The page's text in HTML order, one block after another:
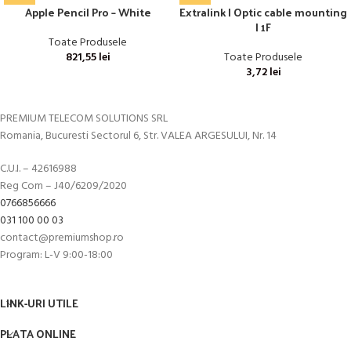
Apple Pencil Pro – White
Toate Produsele
821,55lei
Extralink | Optic cable mounting
| 1F
Toate Produsele
3,72lei
PREMIUM TELECOM SOLUTIONS SRL
Romania, Bucuresti Sectorul 6, Str. VALEA ARGESULUI, Nr. 14
C.U.I. – 42616988
Reg Com – J40/6209/2020
0766856666
031 100 00 03
contact@premiumshop.ro
Program: L-V 9:00-18:00
LINK-URI UTILE
PLATA ONLINE